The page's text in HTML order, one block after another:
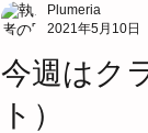
今週はク
ト）
Plumeria
2021年5月10日